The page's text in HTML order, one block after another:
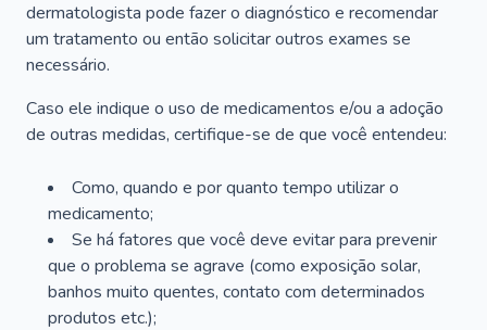
dermatologista pode fazer o diagnóstico e recomendar
um tratamento ou então solicitar outros exames se
necessário.
Caso ele indique o uso de medicamentos e/ou a adoção
de outras medidas, certifique-se de que você entendeu:
Como, quando e por quanto tempo utilizar o
medicamento;
Se há fatores que você deve evitar para prevenir
que o problema se agrave (como exposição solar,
banhos muito quentes, contato com determinados
produtos etc.);